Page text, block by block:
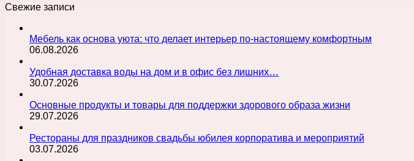
Свежие записи
Мебель как основа уюта: что делает интерьер по-настоящему комфортным
06.08.2026
Удобная доставка воды на дом и в офис без лишних…
30.07.2026
Основные продукты и товары для поддержки здорового образа жизни
29.07.2026
Рестораны для праздников свадьбы юбилея корпоратива и мероприятий
03.07.2026